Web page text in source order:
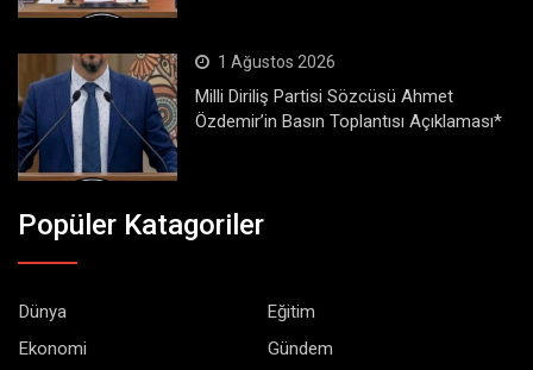
1 Ağustos 2026
Milli Diriliş Partisi Sözcüsü Ahmet
Özdemir’in Basın Toplantısı Açıklaması*
Popüler Katagoriler
Dünya
Eğitim
Ekonomi
Gündem